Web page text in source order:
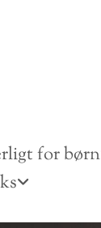
for børn